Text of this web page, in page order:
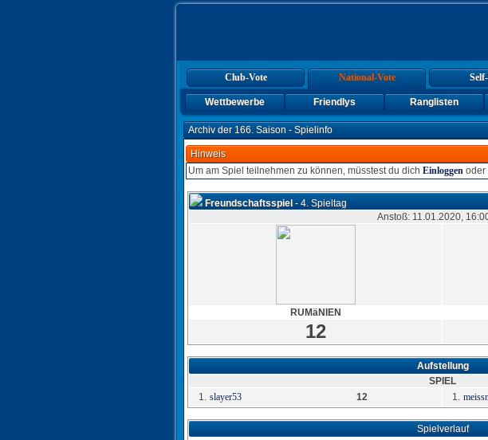
Club-Vote National-Vote
Wettbewerbe Friendlys Ranglisten
Archiv der 166. Saison - Spielinfo
Hinweis
Um am Spiel teilnehmen zu können, müsstest du dich Einloggen oder
Freundschaftsspiel- 4. Spieltag
Anstoß: 11.01.2020,
RUMäNIEN
12
Aufstellung
SPIEL
1. slayer53 12 1.
Spielverlauf